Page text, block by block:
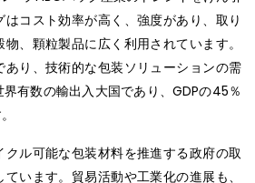
はコスト効率が高く、強度があり、取り
、顆粒製品に広く利用されています。
あり、技術的な包装ソリューションの需
有数の輸出入大国であり、GDPの45％
クル可能な包装材料を推進する政府の取
います。貿易活動や工業化の進展も、